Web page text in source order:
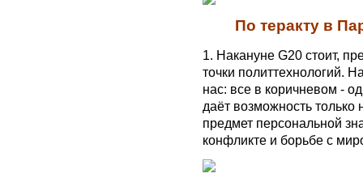
По теракту в
1. Накануне G20 стоит,
точки политтехнологий.
нас: все в коричневом -
даёт возможность
предмет персональной
конфликте и борьбе с